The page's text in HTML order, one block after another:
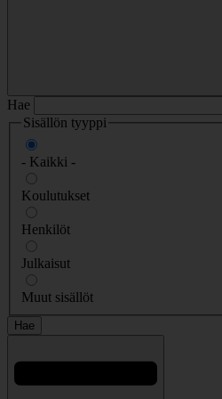
Hae
Sisällön tyyppi
- Kaikki -
Koulutukset
Henkilöt
Julkaisut
Muut sisällöt